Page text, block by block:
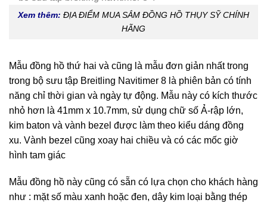
Xem thêm: ĐỊA ĐIỂM MUA SẮM ĐỒNG HỒ THỤY SỸ CHÍNH
HÃNG
Mẫu đồng hồ thứ hai và cũng là mẫu đơn giản nhất trong
trong bộ sưu tập Breitling Navitimer 8 là phiên bản có tính
năng chỉ thời gian và ngày tự động. Mẫu này có kích thước
nhỏ hơn là 41mm x 10.7mm, sử dụng chữ số Ả-rập lớn,
kim baton và vành bezel được làm theo kiểu dáng đồng
xu. Vành bezel cũng xoay hai chiều và có các mốc giờ
hình tam giác
Mẫu đồng hồ này cũng có sẵn có lựa chọn cho khách hàng
như : mặt số màu xanh hoặc đen, dây kim loại bằng thép